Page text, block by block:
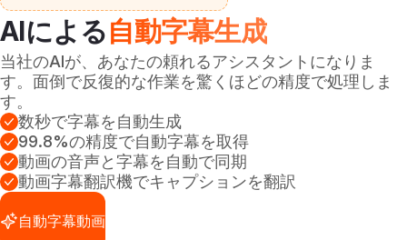
AIによる自動字幕生成
当社のAIが、あなたの頼れるアシスタントになりま
す。面倒で反復的な作業を驚くほどの精度で処理しま
す。
数秒で字幕を自動生成
99.8%の精度で自動字幕を取得
動画の音声と字幕を自動で同期
動画字幕翻訳機でキャプションを翻訳
自動字幕動画